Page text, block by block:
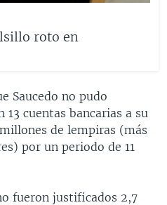
roto en
Saucedo no pudo
cuentas bancarias a su
de lempiras (más
por un periodo de 11
fueron justificados 2,7